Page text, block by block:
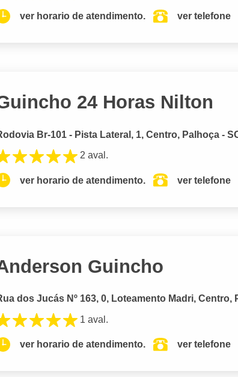
ver horario de atendimento. ver telefone
24 Horas Nilton
Br-101 - Pista Lateral, 1, Centro, Palhoça -
2 aval.
ver horario de atendimento. ver telefone
Guincho
dos Jucás Nº 163, 0, Loteamento Madri, Centro,
1 aval.
ver horario de atendimento. ver telefone